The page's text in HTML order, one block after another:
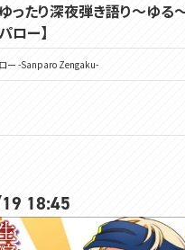
ゆったり深夜弾き語り～ゆる
ロー】
ー -Sanparo Zengaku-
18:45